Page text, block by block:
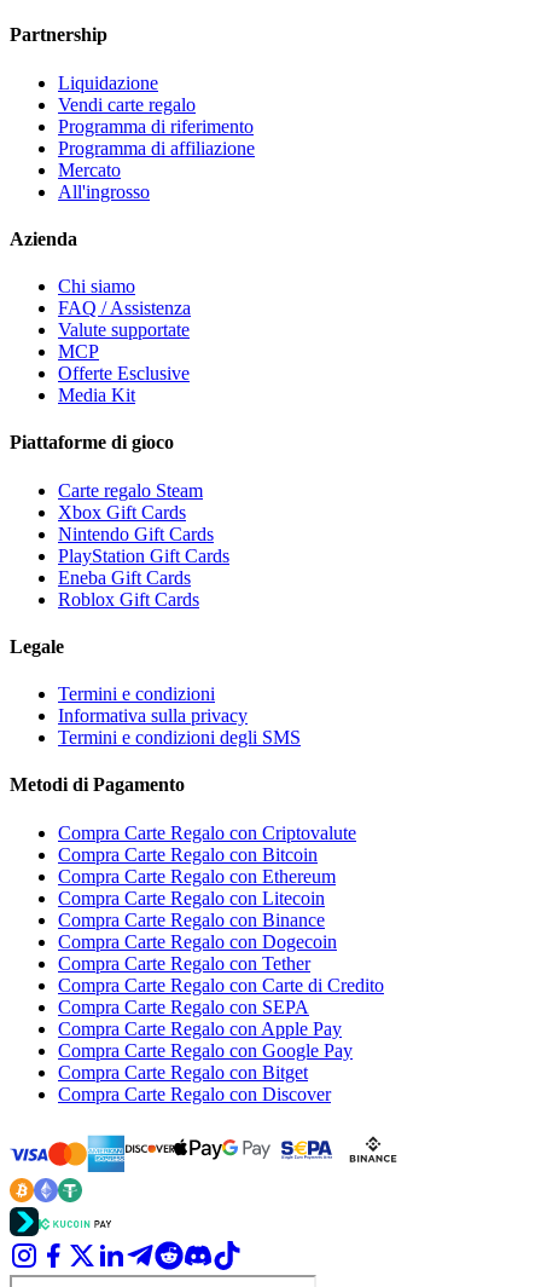
Partnership
Liquidazione
Vendi carte regalo
Programma di riferimento
Programma di affiliazione
Mercato
All'ingrosso
Azienda
Chi siamo
FAQ / Assistenza
Valute supportate
MCP
Offerte Esclusive
Media Kit
Piattaforme di gioco
Carte regalo Steam
Xbox Gift Cards
Nintendo Gift Cards
PlayStation Gift Cards
Eneba Gift Cards
Roblox Gift Cards
Legale
Termini e condizioni
Informativa sulla privacy
Termini e condizioni degli SMS
Metodi di Pagamento
Compra Carte Regalo con Criptovalute
Compra Carte Regalo con Bitcoin
Compra Carte Regalo con Ethereum
Compra Carte Regalo con Litecoin
Compra Carte Regalo con Binance
Compra Carte Regalo con Dogecoin
Compra Carte Regalo con Tether
Compra Carte Regalo con Carte di Credito
Compra Carte Regalo con SEPA
Compra Carte Regalo con Apple Pay
Compra Carte Regalo con Google Pay
Compra Carte Regalo con Bitget
Compra Carte Regalo con Discover